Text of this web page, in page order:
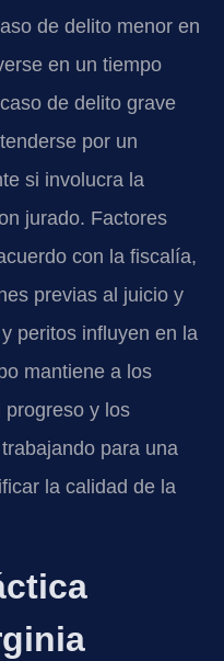
de delito menor en
en un tiempo
de delito grave
por un
si involucra la
jurado. Factores
con la fiscalía,
previas al juicio y
peritos influyen en la
mantiene a los
progreso y los
para una
la calidad de la